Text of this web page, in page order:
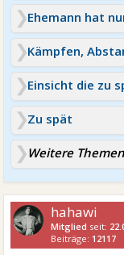
Kämpfen,
Einsicht die zu
Zu spät
Weitere
hahawi
Mitglied seit:
Beiträge: 12117